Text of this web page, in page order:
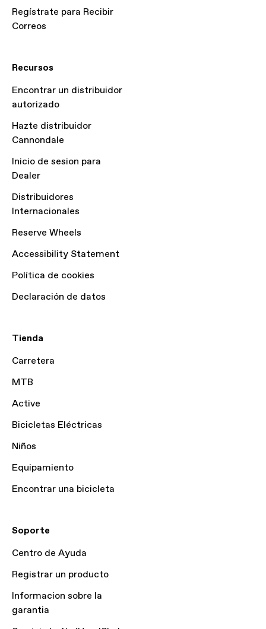
Regístrate para Recibir
Correos
Recursos
Encontrar un distribuidor
autorizado
Hazte distribuidor
Cannondale
Inicio de sesion para
Dealer
Distribuidores
Internacionales
Reserve Wheels
Accessibility Statement
Política de cookies
Declaración de datos
Tienda
Carretera
MTB
Active
Bicicletas Eléctricas
Niños
Equipamiento
Encontrar una bicicleta
Soporte
Centro de Ayuda
Registrar un producto
Informacion sobre la
garantia